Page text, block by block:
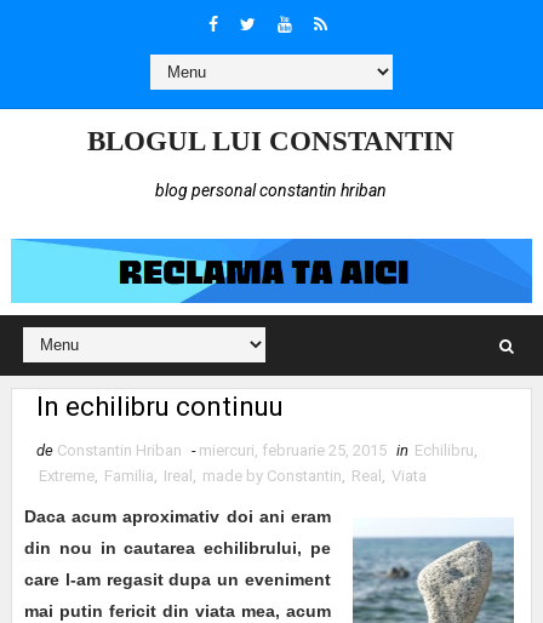
BLOGUL LUI CONSTANTIN
blog personal constantin hriban
In echilibru continuu
de Constantin Hriban - miercuri, februarie 25, 2015 in Echilibru,
Extreme, Familia, Ireal , made by Constantin, Real , Viata
Daca acum aproximativ doi ani eram
din nou in cautarea echilibrului, pe
care l-am regasit dupa un eveniment
mai putin fericit din viata mea, acum